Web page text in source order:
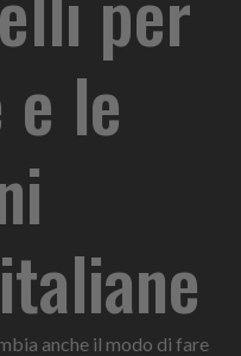
le
anche il modo di fare